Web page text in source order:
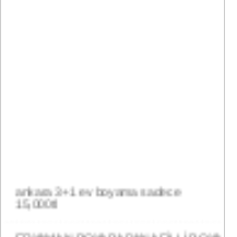
ERYAMAN BOYA BADANA FİLLİ BOYA
İLE BOYAMA 1500 TL